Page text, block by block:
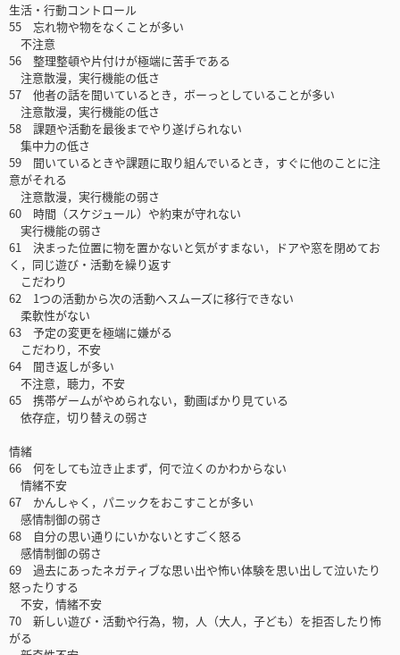
生活・行動コントロール
55 忘れ物や物をなくことが多い
不注意
56 整理整頓や片付けが極端に苦手である
注意散漫，実行機能の低さ
57 他者の話を聞いているとき，ボーっとしていることが多い
注意散漫，実行機能の低さ
58 課題や活動を最後までやり遂げられない
集中力の低さ
59 聞いているときや課題に取り組んでいるとき，すぐに他のことに注
意がそれる
注意散漫，実行機能の弱さ
60 時間（スケジュール）や約束が守れない
実行機能の弱さ
61 決まった位置に物を置かないと気がすまない，ドアや窓を閉めてお
く，同じ遊び・活動を繰り返す
こだわり
62 1つの活動から次の活動へスムーズに移行できない
柔軟性がない
63 予定の変更を極端に嫌がる
こだわり，不安
64 聞き返しが多い
不注意，聴力，不安
65 携帯ゲームがやめられない，動画ばかり見ている
依存症，切り替えの弱さ
情緒
66 何をしても泣き止まず，何で泣くのかわからない
情緒不安
67 かんしゃく，パニックをおこすことが多い
感情制御の弱さ
68 自分の思い通りにいかないとすごく怒る
感情制御の弱さ
69 過去にあったネガティブな思い出や怖い体験を思い出して泣いたり
怒ったりする
不安，情緒不安
70 新しい遊び・活動や行為，物，人（大人，子ども）を拒否したり怖
がる